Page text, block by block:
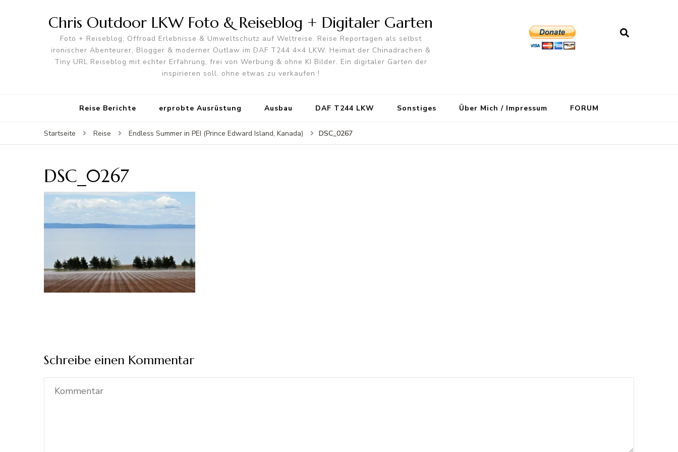
Chris Outdoor LKW Foto & Reiseblog + Digitaler Garten
Foto + Reiseblog, Offroad Erlebnisse & Umweltschutz auf Weltreise. Reise Reportagen als selbst
ironischer Abenteurer, Blogger & moderner Outlaw im DAF T244 4×4 LKW. Heimat der Chinadrachen &
Tiny URL Reiseblog mit echter Erfahrung, frei von Werbung & ohne KI Bilder. Ein digitaler Garten der
inspirieren soll, ohne etwas zu verkaufen !
Reise Berichte erprobte Ausrüstung Ausbau DAF T244 LKW Sonstiges Über Mich / Impressum FORUM
Startseite Reise Endless Summer in PEI (Prince Edward Island, Kanada) DSC_0267
DSC_0267
Schreibe einen Kommentar